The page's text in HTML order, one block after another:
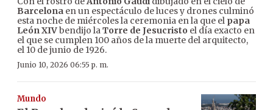
Barcelona en un espectáculo de luces y drones culminó
esta noche de miércoles la ceremonia en la que el papa
León XIVbendijo laTorre de Jesucristo el día exacto en
el que se cumplen 100 años de la muerte del arquitecto,
el 10 de junio de 1926.
Junio 10, 2026 06:55 p. m.
Mundo